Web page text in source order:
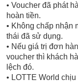
• Voucher đã phát
hoàn tiền.
• Không chấp nhận
thái đã sử dụng.
• Nếu giá trị đơn
voucher thì khách
lệch đó.
• LOTTE World